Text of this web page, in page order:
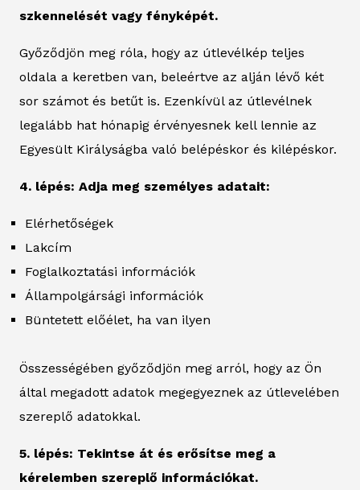
szkennelését vagy fényképét.
Győződjön meg róla, hogy az útlevélkép teljes
oldala a keretben van, beleértve az alján lévő két
sor számot és betűt is. Ezenkívül az útlevélnek
legalább hat hónapig érvényesnek kell lennie az
Egyesült Királyságba való belépéskor és kilépéskor.
4. lépés: Adja meg személyes adatait:
Elérhetőségek
Lakcím
Foglalkoztatási információk
Állampolgársági információk
Büntetett előélet, ha van ilyen
Összességében győződjön meg arról, hogy az Ön
által megadott adatok megegyeznek az útlevelében
szereplő adatokkal.
5. lépés: Tekintse át és erősítse meg a
kérelemben szereplő információkat.